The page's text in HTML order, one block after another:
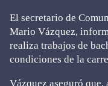
El secretario de
Mario Vázquez,
realiza trabajos de
condiciones de la
Vázquez aseguró